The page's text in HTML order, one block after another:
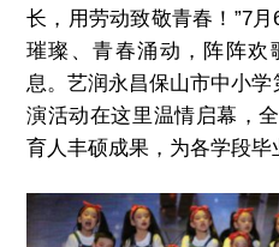
长，用劳动致敬青春！”7
璀璨、青春涌动，阵阵欢
息。艺润永昌保山市中小学
演活动在这里温情启幕，
育人丰硕成果，为各学段毕